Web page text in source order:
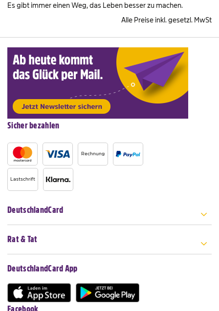
Es gibt immer einen Weg, das Leben besser zu machen.
Alle Preise inkl. gesetzl. MwSt
Sicher bezahlen
Rechnung
Lastschrift
DeutschlandCard
Rat & Tat
DeutschlandCard App
Facebook